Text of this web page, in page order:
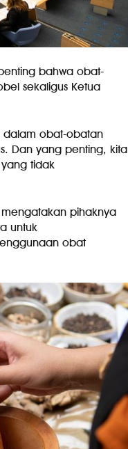
bahwa obat-
sekaligus Ketua
dalam obat-obatan
Dan yang penting, kita
tidak
mengatakan pihaknya
untuk
obat